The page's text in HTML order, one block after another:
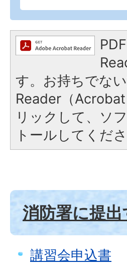
す。お持ちでな
Reader（
リックして、ソ
トールしてくださ
消防署に提
講習会申込書